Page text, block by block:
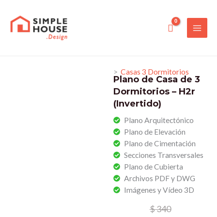
contenido
> Casas 3 Dormitorios
Plano de Casa de 3
Dormitorios – H2r
(Invertido)
Plano Arquitectónico
Plano de Elevación
Plano de Cimentación
Secciones Transversales
Plano de Cubierta
Archivos PDF y DWG
Imágenes y Vídeo 3D
$340
precio
precio